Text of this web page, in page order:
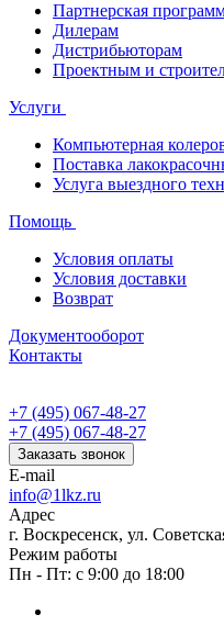
Партнерская
Дилерам
Дистрибьюторам
Проектным и
Услуги
Компьютерная
Поставка
Услуга выездного
Помощь
Условия оплаты
Условия доставки
Возврат
Документооборот
Контакты
+7 (495) 067-48-27
+7 (495) 067-48-27
Заказать звонок
E-mail
info@1lkz.ru
Адрес
г. Воскресенск, ул.
Режим работы
Пн - Пт: с 9:00 до 18:00